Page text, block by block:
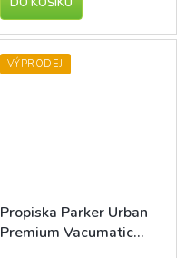
VÝPRODEJ
Propiska Parker Urban
Premium Vacumatic